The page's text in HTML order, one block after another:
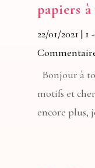
papiers
22/01/2021 | 1
Bonjour à
motifs et
encore plus,